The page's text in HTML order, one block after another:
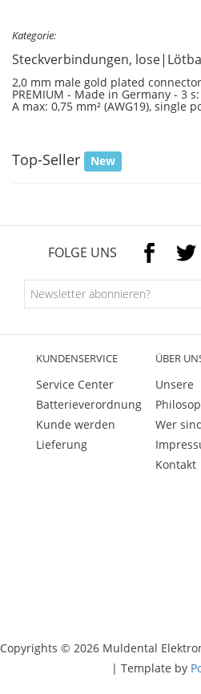
Kategorie:
Steckverbindungen,
2,0 mm male gold plated
PREMIUM - Made in Germany - 3
A max: 0,75 mm² (AWG19), single
Top-Seller New
FOLGE UNS
KUNDENSERVICE
Service Center
Batterieverordnung
Kunde werden
Lieferung
ÜBER
Unsere
Wer
Kontakt
Copyrights © 2026 Muldental
| Template by